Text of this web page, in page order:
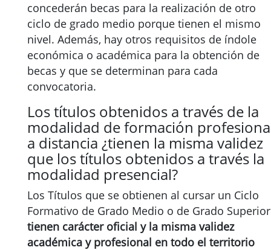
concederán becas para la realización de otro
ciclo de grado medio porque tienen el mismo
nivel. Además, hay otros requisitos de índole
económica o académica para la obtención de
becas y que se determinan para cada
convocatoria.
Los títulos obtenidos a través de la
modalidad de formación
a distancia ¿tienen la misma validez
que los títulos obtenidos a través la
modalidad presencial?
Los Títulos que se obtienen al cursar un Ciclo
Formativo de Grado Medio o de Grado Superior
tienen carácter oficial y la misma validez
académica y profesional en todo el territorio